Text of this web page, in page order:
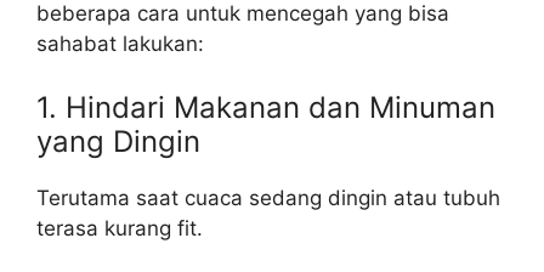
beberapa cara untuk mencegah yang bisa
sahabat lakukan:
1. Hindari Makanan dan Minuman
yang Dingin
Terutama saat cuaca sedang dingin atau tubuh
terasa kurang fit.